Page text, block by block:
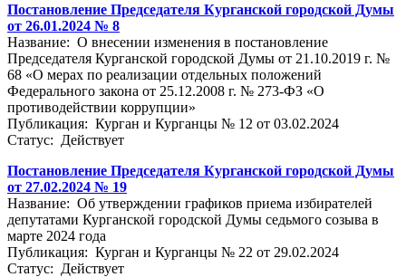
Постановление Председателя Курганской городской Думы
от 26.01.2024 № 8
Название: О внесении изменения в постановление
Председателя Курганской городской Думы от 21.10.2019 г. №
68 «О мерах по реализации отдельных положений
Федерального закона от 25.12.2008 г. № 273-ФЗ «О
противодействии коррупции»
Публикация: Курган и Курганцы № 12 от 03.02.2024
Статус: Действует
Постановление Председателя Курганской городской Думы
от 27.02.2024 № 19
Название: Об утверждении графиков приема избирателей
депутатами Курганской городской Думы седьмого созыва в
марте 2024 года
Публикация: Курган и Курганцы № 22 от 29.02.2024
Статус: Действует